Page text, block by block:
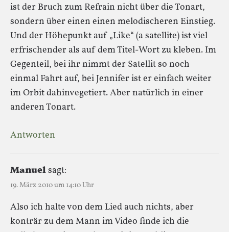
ist der Bruch zum Refrain nicht über die Tonart,
sondern über einen einen melodischeren Einstieg.
Und der Höhepunkt auf „Like“ (a satellite) ist viel
erfrischender als auf dem Titel-Wort zu kleben. Im
Gegenteil, bei ihr nimmt der Satellit so noch
einmal Fahrt auf, bei Jennifer ist er einfach weiter
im Orbit dahinvegetiert. Aber natürlich in einer
anderen Tonart.
Antworten
Manuelsagt:
19. März 2010 um 14:10 Uhr
Also ich halte von dem Lied auch nichts, aber
konträr zu dem Mann im Video finde ich die